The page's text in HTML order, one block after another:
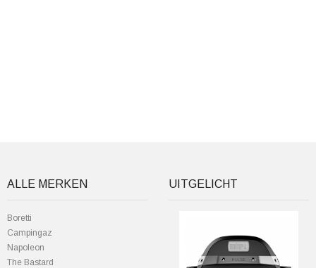
ALLE MERKEN
Boretti
Campingaz
Napoleon
The Bastard
UITGELICHT